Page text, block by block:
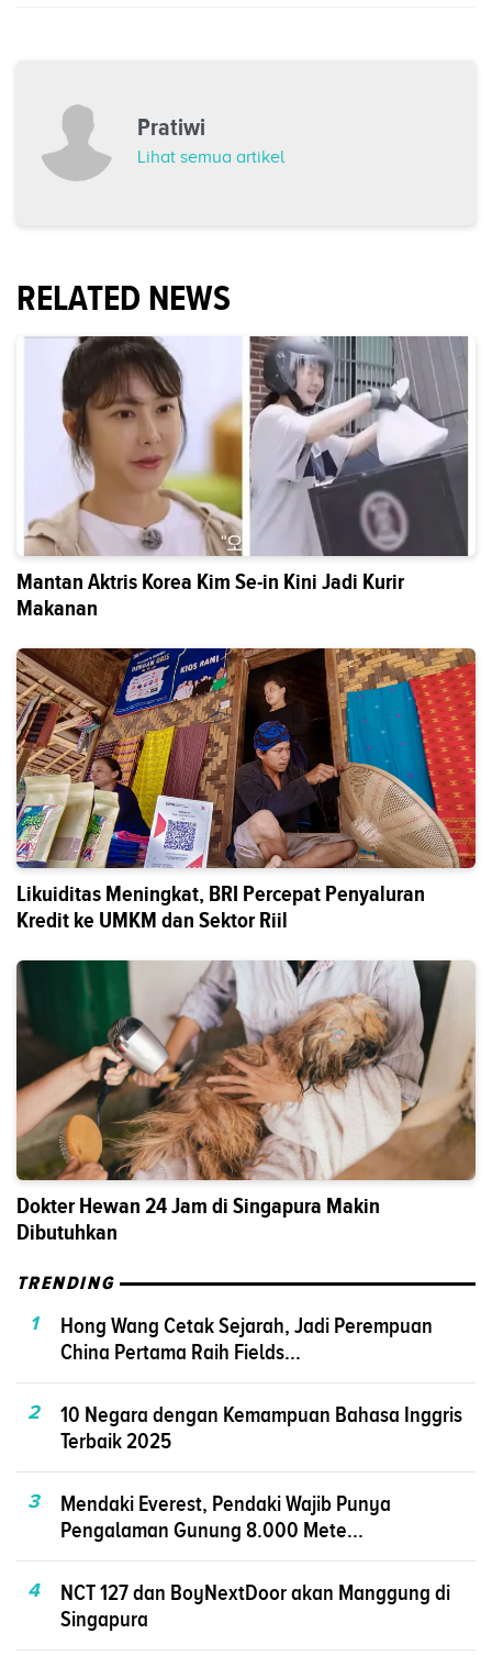
Pratiwi
Lihat semua artikel
RELATED NEWS
Mantan Aktris Korea Kim Se-in Kini Jadi Kurir
Makanan
Likuiditas Meningkat, BRI Percepat Penyaluran
Kredit ke UMKM dan Sektor Riil
Dokter Hewan 24 Jam di Singapura Makin
Dibutuhkan
TRENDING
1
Hong Wang Cetak Sejarah, Jadi Perempuan
China Pertama Raih Fields...
2
10 Negara dengan Kemampuan Bahasa Inggris
Terbaik 2025
3
Mendaki Everest, Pendaki Wajib Punya
Pengalaman Gunung 8.000 Mete...
4
NCT 127 dan BoyNextDoor akan Manggung di
Singapura